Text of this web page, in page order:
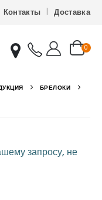
Контакты Доставка
0
БРЕЛОКИ
запросу, не